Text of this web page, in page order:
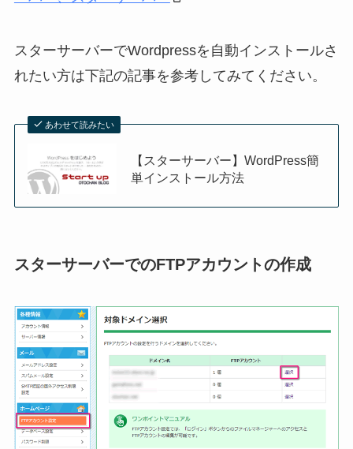
スターサーバーでWordpressを自動インストールさ
れたい方は下記の記事を参考してみてください。
あわせて読みたい
【スターサーバー】WordPress簡
単インストール方法
スターサーバーでのFTPアカウントの作成